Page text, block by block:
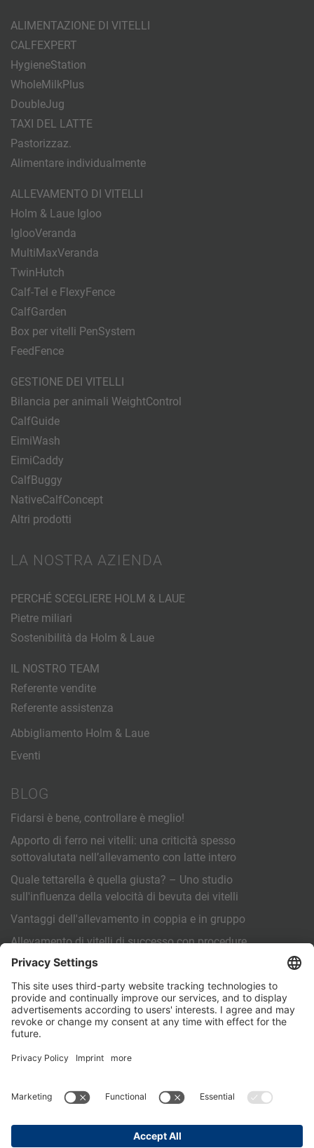
ALIMENTAZIONE DI VITELLI
CALFEXPERT
HygieneStation
WholeMilkPlus
DoubleJug
TAXI DEL LATTE
Pastorizzaz.
Alimentare individualmente
ALLEVAMENTO DI VITELLI
Holm & Laue Igloo
IglooVeranda
MultiMaxVeranda
TwinHutch
Calf-Tel e FlexyFence
CalfGarden
Box per vitelli PenSystem
FeedFence
GESTIONE DEI VITELLI
Bilancia per animali WeightControl
CalfGuide
EimiWash
EimiCaddy
CalfBuggy
NativeCalfConcept
Altri prodotti
LA NOSTRA AZIENDA
PERCHÉ SCEGLIERE HOLM & LAUE
Pietre miliari
Sostenibilità da Holm & Laue
IL NOSTRO TEAM
Referente vendite
Referente assistenza
Abbigliamento Holm & Laue
Eventi
BLOG
Fidarsi è bene, controllare è meglio!
Apporto di ferro nei vitelli: una criticità spesso
sottovalutata nell’allevamento con latte intero
Quale tettarella è quella giusta? – Uno studio
sull'influenza della velocità di bevuta dei vitelli
Vantaggi dell'allevamento in coppia e in gruppo
Allevamento di vitelli di successo con procedure
operative standardizzate (SOP)
ALTRO
Contatto
PartnerPortal
Note legali